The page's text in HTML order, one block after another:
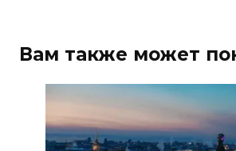
Вам также может